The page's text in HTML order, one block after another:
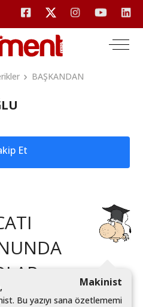
BAŞKANDAN
Et
Makinist
,
ist. Bu yazıyı sana özetlememi